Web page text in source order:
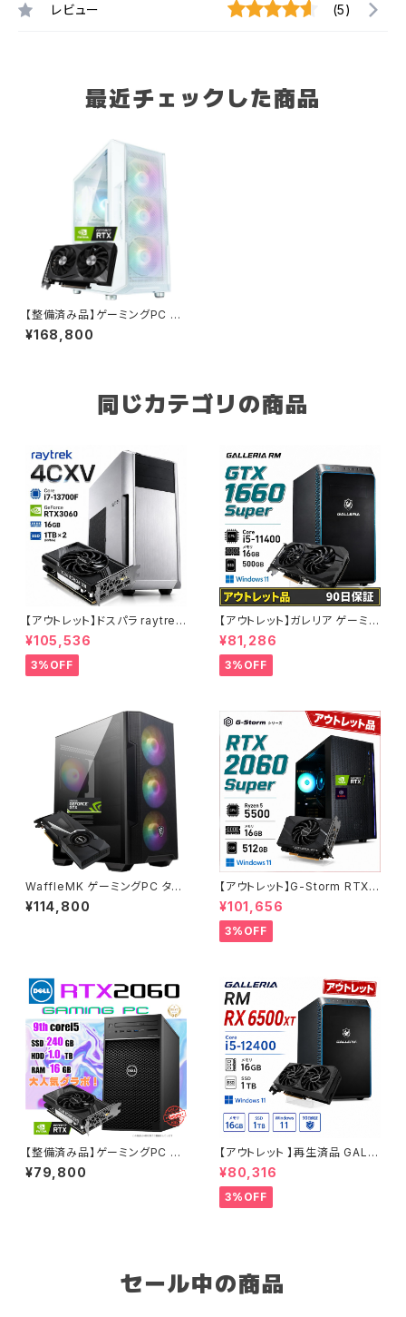
レビュー (5)
最近チェックした商品
【整備済み品】ゲーミングPC デ
スクトップ タワー型 G-StormR
第9世代 Core i7-9700 / RT
フォートナイト・原神・Apex対応
B0CZT9Y6M2
¥168,800
同じカテゴリの商品
【アウトレット】ドスパラ raytrek
4CXV RTX3060 Core i7-13
700F メモリ16GB SSD1TBx2
クリエイターPC 1点限り 90日
保証
¥105,536
3%OFF
【アウトレット】ガレリア ゲーミン
グパソコン GTX 1660 Super
Core i5-11400 メモリ16GB S
SD500GB 90日保証 他メーカ
ー整備済み品
¥81,286
3%OFF
WaffleMK ゲーミングPC タワ
ー型 G-Stormシリーズ AMD
GeForce 16GBメモリ Windo
¥114,800
【アウトレット】G-Storm RTX2
060Super Ryzen5-5500 メ
モリ16GB SSD512GB ゲーミ
ングPC 90日保証
¥101,656
3%OFF
【整備済み品】ゲーミングPC デ
スクトップ DELL Precision 3
630 Tower - Core i5-9500
¥79,800
【アウトレット 】再生済品 GALL
ERIA RM RX 6500XT Core i
5-12400 メモリ16GB SSD1T
B ゲーミングPC 整備済み品 9
0日保証
¥80,316
3%OFF
セール中の商品